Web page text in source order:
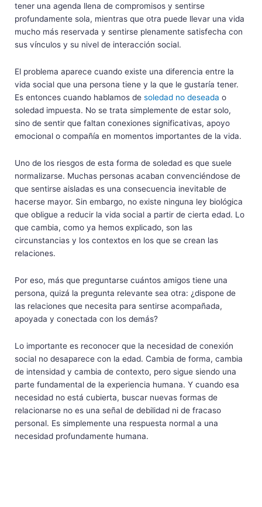
tener una agenda llena de compromisos y sentirse
profundamente sola, mientras que otra puede llevar una vida
mucho más reservada y sentirse plenamente satisfecha con
sus vínculos y su nivel de interacción social.
El problema aparece cuando existe una diferencia entre la
vida social que una persona tiene y la que le gustaría tener.
Es entonces cuando hablamos de soledad no deseada o
soledad impuesta. No se trata simplemente de estar solo,
sino de sentir que faltan conexiones significativas, apoyo
emocional o compañía en momentos importantes de la vida.
Uno de los riesgos de esta forma de soledad es que suele
normalizarse. Muchas personas acaban convenciéndose de
que sentirse aisladas es una consecuencia inevitable de
hacerse mayor. Sin embargo, no existe ninguna ley biológica
que obligue a reducir la vida social a partir de cierta edad. Lo
que cambia, como ya hemos explicado, son las
circunstancias y los contextos en los que se crean las
relaciones.
Por eso, más que preguntarse cuántos amigos tiene una
persona, quizá la pregunta relevante sea otra: ¿dispone de
las relaciones que necesita para sentirse acompañada,
apoyada y conectada con los demás?
Lo importante es reconocer que la necesidad de conexión
social no desaparece con la edad. Cambia de forma, cambia
de intensidad y cambia de contexto, pero sigue siendo una
parte fundamental de la experiencia humana. Y cuando esa
necesidad no está cubierta, buscar nuevas formas de
relacionarse no es una señal de debilidad ni de fracaso
personal. Es simplemente una respuesta normal a una
necesidad profundamente humana.